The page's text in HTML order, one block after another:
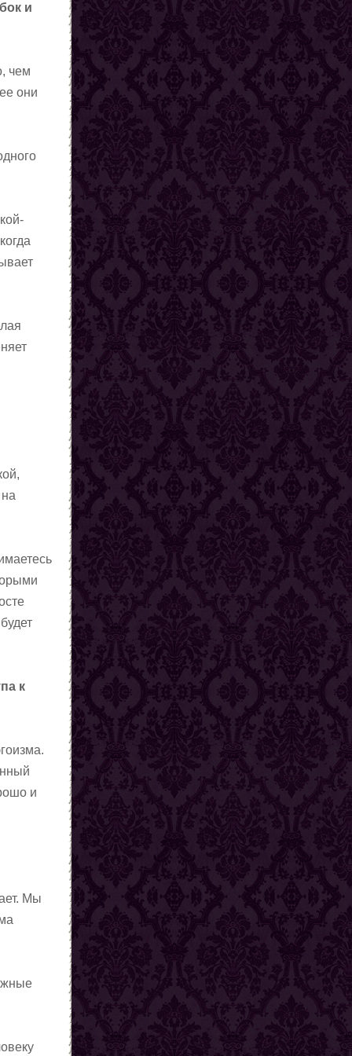
и
чем
они
к
и
Мы